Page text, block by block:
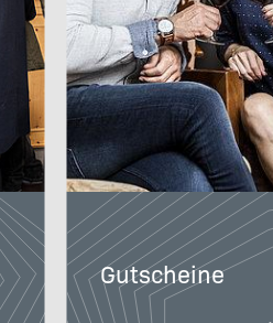
Gutscheine